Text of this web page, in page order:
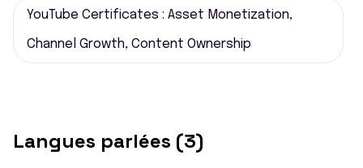
YouTube Certificates : Asset Monetization,
Channel Growth, Content Ownership
Langues parlées (3)